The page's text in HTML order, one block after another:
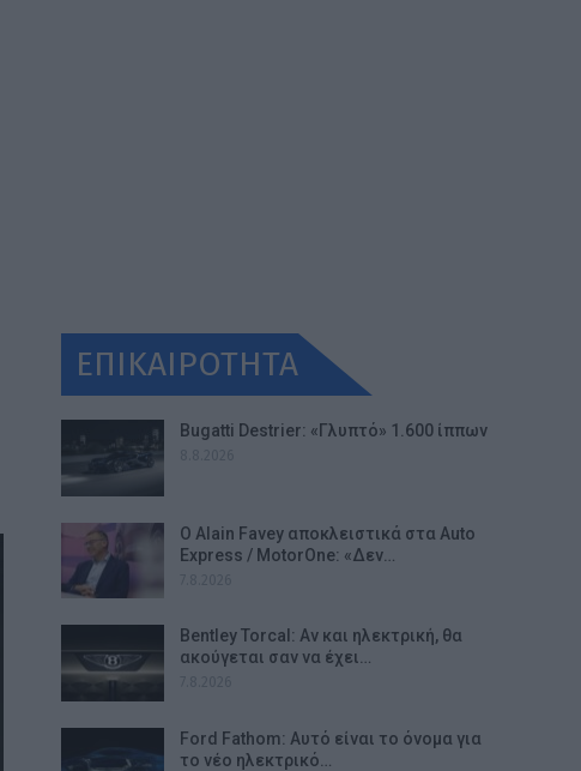
ΕΠΙΚΑΙΡΟΤΗΤΑ
Bugatti Destrier: «Γλυπτό» 1.600 ίππων
Ο Alain Favey αποκλειστικά στα Auto
Express / MotorOne: «Δεν…
Bentley Torcal: Αν και ηλεκτρική, θα
ακούγεται σαν να έχει…
Ford Fathom: Αυτό είναι το όνομα για
το νέο ηλεκτρικό…